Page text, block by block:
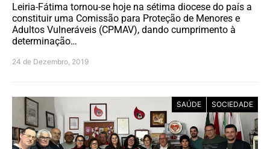
Leiria-Fátima tornou-se hoje na sétima diocese do país a
constituir uma Comissão para Proteção de Menores e
Adultos Vulneráveis (CPMAV), dando cumprimento à
determinação…
24 de Dezembro, 2019
SAÚDE SOCIEDADE